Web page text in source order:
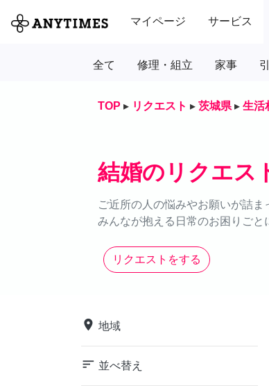
マイページ サービス
全て 修理・組立 家事
TOP ▸ リクエスト ▸ 茨城県 ▸ 生活
結婚のリクエス
ご近所の人の悩みやお願いが詰ま
みんなが抱える日常のお困りごと
リクエストをする
place 地域
sort 並べ替え